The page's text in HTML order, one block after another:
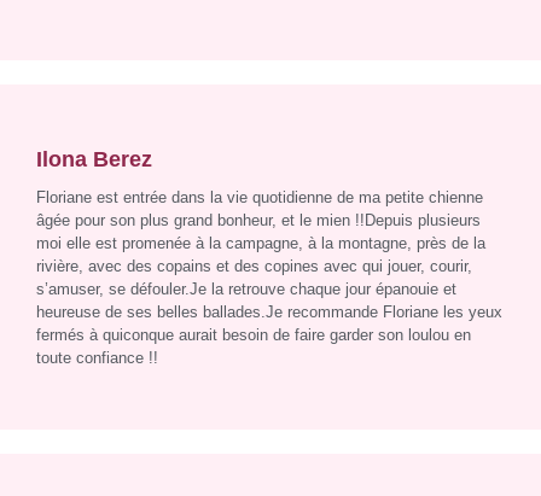
Ilona Berez
Floriane est entrée dans la vie quotidienne de ma petite chienne
âgée pour son plus grand bonheur, et le mien !!Depuis plusieurs
moi elle est promenée à la campagne, à la montagne, près de la
rivière, avec des copains et des copines avec qui jouer, courir,
s’amuser, se défouler.Je la retrouve chaque jour épanouie et
heureuse de ses belles ballades.Je recommande Floriane les yeux
fermés à quiconque aurait besoin de faire garder son loulou en
toute confiance !!